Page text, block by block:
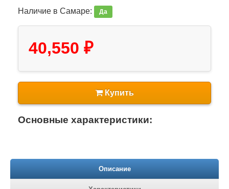
Наличие в Самаре: Да
40,550 ₽
Купить
Основные характеристики:
Описание